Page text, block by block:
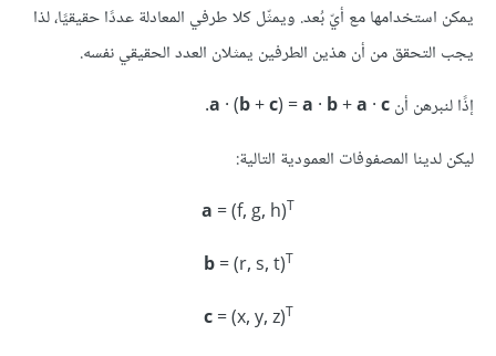
يمكن استخدامها مع أيّ بُعد. ويمثّل كلا طرفي المعادلة عددًا حقيقيًا، لذا
يجب التحقق من أن هذين الطرفين يمثلان العدد الحقيقي نفسه.
إذًا لنبرهن أن ‎
a · (b+c) =a · b+a ·c
ليكن لدينا المصفوفات العمودية التالية:
a = (f, g, h)T
b= (r, s, t)T
c= (x, y, z)T